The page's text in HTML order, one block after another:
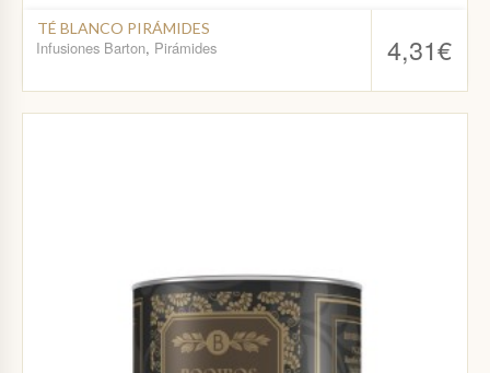
4,31€
TÉ BLANCO PIRÁMIDES
Infusiones Barton, Pirámides